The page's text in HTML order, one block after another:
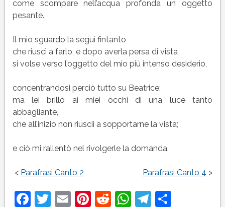
come scompare nell’acqua profonda un oggetto
pesante.
Il mio sguardo la seguì fintanto
che riuscì a farlo, e dopo averla persa di vista
si volse verso l’oggetto del mio più intenso desiderio,
concentrandosi perciò tutto su Beatrice;
ma lei brillò ai miei occhi di una luce tanto
abbagliante,
che all’inizio non riuscii a sopportarne la vista;
e ciò mi rallentò nel rivolgerle la domanda.
< Parafrasi Canto 2 Parafrasi Canto 4 >
Facebook
Twitter
EmailPinterest
Reddit
WhatsApp
Telegram